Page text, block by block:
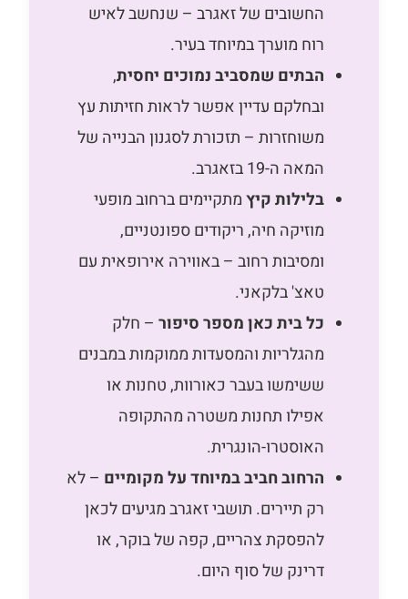
החשובים של זאגרב – שנחשב לאיש
רוח מוערך במיוחד בעיר.
הבתים שמסביב נמוכים יחסית,
ובחלקם עדיין אפשר לראות חזיתות עץ
משוחזרות – תזכורת לסגנון הבנייה של
המאה ה-19 בזאגרב.
בלילות קיץמתקיימים ברחוב מופעי
מוזיקה חיה, ריקודים ספונטניים,
ומסיבות רחוב – באווירה אירופאית עם
טאצ' בלקאני.
כל בית כאן מספר סיפור – חלק
מהגלריות והמסעדות ממוקמות במבנים
ששימשו בעבר כאורוות, טחנות או
אפילו תחנות משטרה מהתקופה
האוסטרו-הונגרית.
הרחוב חביב במיוחד על מקומיים – לא
רק תיירים. תושבי זאגרב מגיעים לכאן
להפסקת צהריים, קפה של בוקר, או
דרינק של סוף היום.